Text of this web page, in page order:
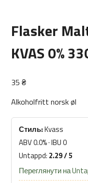
Flasker
KVAS 0%
35 ₴
Alkoholfritt norsk øl
Стиль:Kvass
ABV 0.0% · IBU 0
Untappd: 2.29 / 5
Переглянути на